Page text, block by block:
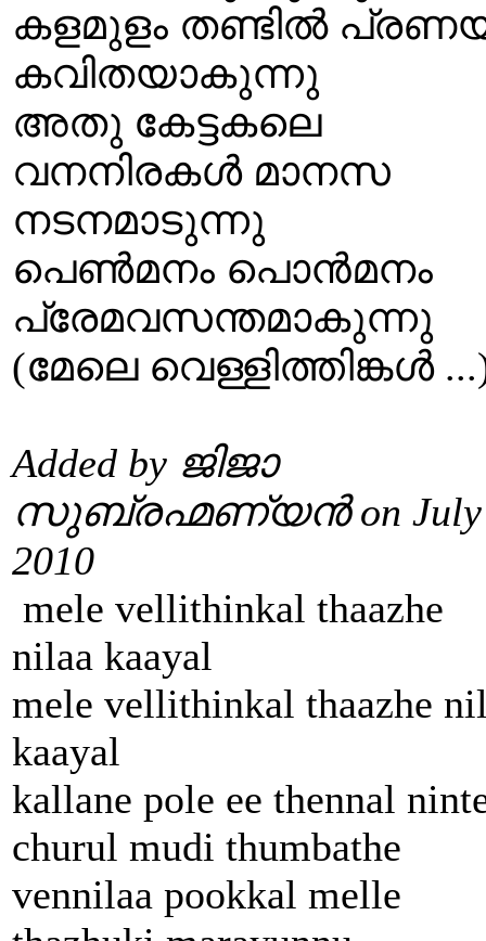
കളമുളം തണ്ടില്‍
കവിതയാകുന്നു
അതു കേട്ടകലെ
വനനിരകള്‍ മാനസ
നടനമാടുന്നു
പെണ്‍മനം പൊന്‍മനം
പ്രേമവസന്തമാകുന്നു
(മേലെ വെള്ളിത്തിങ്കള്‍
Added by ജിജാ
സുബ്രഹ്മണ്യൻ on July
2010
mele vellithinkal thaazhe
nilaa kaayal
mele vellithinkal thaazhe
kaayal
kallane pole ee thennal
churul mudi thumbathe
vennilaa pookkal melle